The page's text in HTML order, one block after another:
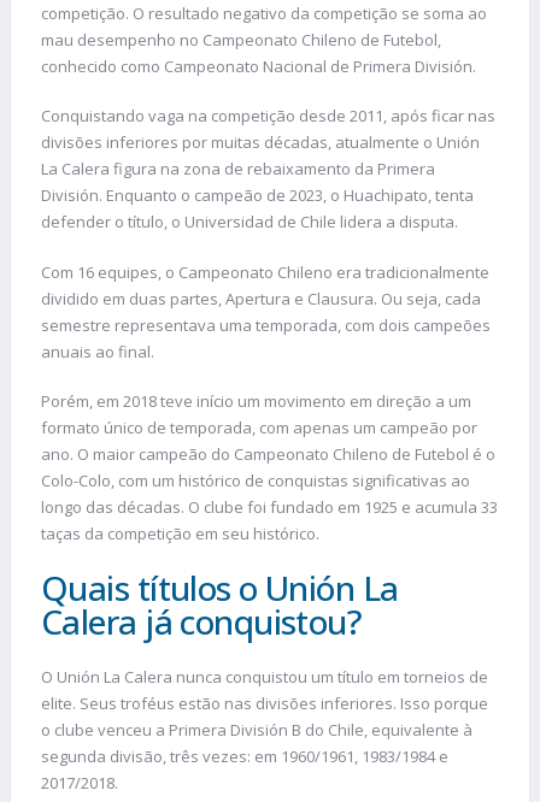
competição. O resultado negativo da competição se soma ao
mau desempenho no Campeonato Chileno de Futebol,
conhecido como Campeonato Nacional de Primera División.
Conquistando vaga na competição desde 2011, após ficar nas
divisões inferiores por muitas décadas, atualmente o Unión
La Calera figura na zona de rebaixamento da Primera
División. Enquanto o campeão de 2023, o Huachipato, tenta
defender o título, o Universidad de Chile lidera a disputa.
Com 16 equipes, o Campeonato Chileno era tradicionalmente
dividido em duas partes, Apertura e Clausura. Ou seja, cada
semestre representava uma temporada, com dois campeões
anuais ao final.
Porém, em 2018 teve início um movimento em direção a um
formato único de temporada, com apenas um campeão por
ano. O maior campeão do Campeonato Chileno de Futebol é o
Colo-Colo, com um histórico de conquistas significativas ao
longo das décadas. O clube foi fundado em 1925 e acumula 33
taças da competição em seu histórico.
Quais títulos o Unión La
Calera já conquistou?
O Unión La Calera nunca conquistou um título em torneios de
elite. Seus troféus estão nas divisões inferiores. Isso porque
o clube venceu a Primera División B do Chile, equivalente à
segunda divisão, três vezes: em 1960/1961, 1983/1984 e
2017/2018.